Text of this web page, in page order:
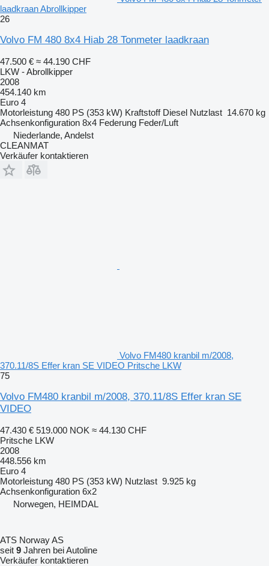
laadkraan Abrollkipper
26
Volvo FM 480 8x4 Hiab 28 Tonmeter laadkraan
47.500 € ≈ 44.190 CHF
LKW - Abrollkipper
2008
454.140 km
Euro 4
Motorleistung 480 PS (353 kW) Kraftstoff Diesel Nutzlast 14.670 kg
Achsenkonfiguration 8x4 Federung Feder/Luft
Niederlande, Andelst
CLEANMAT
Verkäufer kontaktieren
Volvo FM480 kranbil m/2008,
370.11/8S Effer kran SE VIDEO Pritsche LKW
75
Volvo FM480 kranbil m/2008, 370.11/8S Effer kran SE
VIDEO
47.430 € 519.000 NOK ≈ 44.130 CHF
Pritsche LKW
2008
448.556 km
Euro 4
Motorleistung 480 PS (353 kW) Nutzlast 9.925 kg
Achsenkonfiguration 6x2
Norwegen, HEIMDAL
ATS Norway AS
seit 9 Jahren bei Autoline
Verkäufer kontaktieren